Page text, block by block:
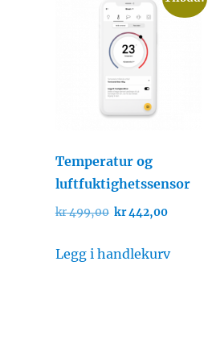
Temperatur og
luftfuktighetssensor
kr499,00 Opprinnelig
var:
kr442,00
er:
Legg i handlekurv